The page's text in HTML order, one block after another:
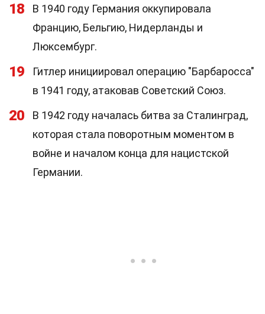
18
В 1940 году Германия оккупировала
Францию, Бельгию, Нидерланды и
Люксембург.
19
Гитлер инициировал операцию "Барбаросса"
в 1941 году, атаковав Советский Союз.
20
В 1942 году началась битва за Сталинград,
которая стала поворотным моментом в
войне и началом конца для нацистской
Германии.